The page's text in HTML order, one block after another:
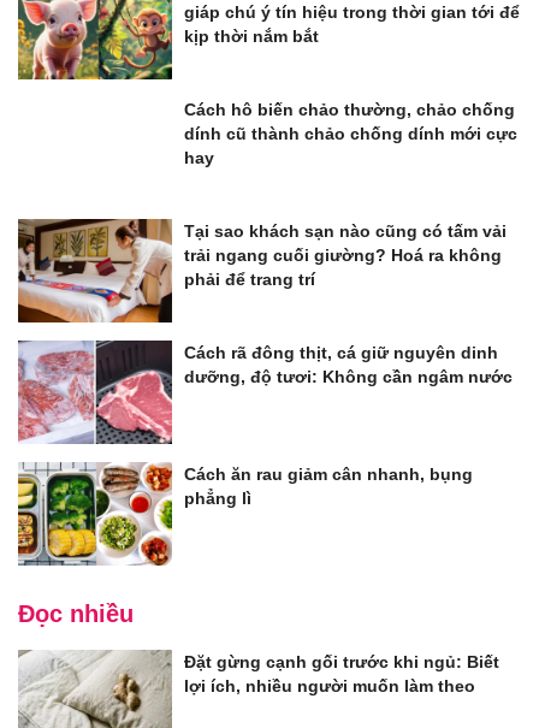
giáp chú ý tín hiệu trong thời gian tới để
kịp thời nắm bắt
Cách hô biến chảo thường, chảo chống
dính cũ thành chảo chống dính mới cực
hay
Tại sao khách sạn nào cũng có tấm vải
trải ngang cuối giường? Hoá ra không
phải để trang trí
Cách rã đông thịt, cá giữ nguyên dinh
dưỡng, độ tươi: Không cần ngâm nước
Cách ăn rau giảm cân nhanh, bụng
phẳng lì
Đọc nhiều
Đặt gừng cạnh gối trước khi ngủ: Biết
lợi ích, nhiều người muốn làm theo